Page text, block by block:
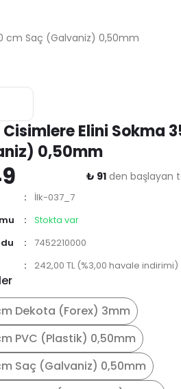
cm Saç (Galvaniz) 0,50mm
Cisimlere Elini Sokma
0,50mm
₺ 91 den başlayan
İlk-037_7
Stokta var
7452210000
242,00 TL (%3,00 havale indirimi)
Dekota (Forex) 3mm
PVC (Plastik) 0,50mm
Saç (Galvaniz) 0,50mm